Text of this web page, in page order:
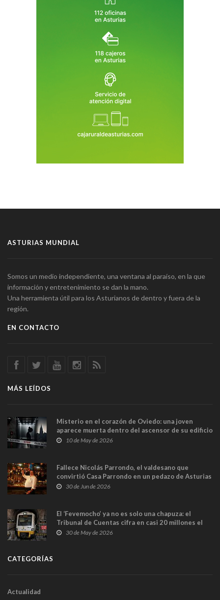
ASTURIAS MUNDIAL
Somos un medio independiente, una ventana al paraíso, en la que
información y entretenimiento se dan la mano.
Una herramienta útil para los Asturianos de dentro y fuera de la
región.
EN CONTACTO
MÁS LEÍDOS
Misterio en el corazón de Oviedo: una joven
aparece muerta dentro del ascensor de su edificio
y las cámaras captan sus últimos minutos
10 de May de 2026
Fallece Nicolás Parrondo, el valdesano que
convirtió Casa Parrondo en un pedazo de Asturias
en Madrid
30 de Jun de 2026
El ‘Fevemocho’ ya no es solo una chapuza: el
Tribunal de Cuentas cifra en casi 20 millones el
sobrecoste de los trenes que no cabían por los
30 de May de 2026
CATEGORÍAS
Actualidad